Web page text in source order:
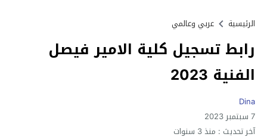
الرئيسية عربي وعالمي
رابط تسجيل كلية الامير فيصل
الفنية 2023
Dina
7 سبتمبر 2023
آخر تحديث : منذ 3 سنوات